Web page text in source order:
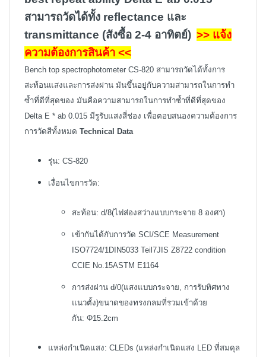
สามารถวัดได้ทั้ง reflectance และ
transmittance (สังซื้อ 2-4 อาทิตย์) >> แจ้ง
ความต้องการสินค้า <<
Bench top spectrophotometer CS-820 สามารถวัดได้ทั้งการ
สะท้อนแสงและการส่งผ่าน มันขึ้นอยู่กับความสามารถในการทำ
ซ้ำที่ดีที่สุดของ มันคือความสามารถในการทำซ้ำที่ดีที่สุดของ
Delta E * ab 0.015 มีรูรับแสงสี่ช่อง เพื่อตอบสนองความต้องการ
การวัดสีทั้งหมด Technical Data
รุ่น: CS-820
เงื่อนไขการวัด:
สะท้อน: d/8(ไฟส่องสว่างแบบกระจาย 8 องศา)
เข้ากันได้กับการวัด SCI/SCE Measurement
ISO7724/1DIN5033 Teil7JIS Z8722 condition
CCIE No.15ASTM E1164
การส่งผ่าน d/0(แสงแบบกระจาย, การรับทิศทาง
แนวตั้ง)ขนาดของทรงกลมที่รวมเข้าด้วย
กัน: Φ15.2cm
แหล่งกำเนิดแสง: CLEDs (แหล่งกำเนิดแสง LED ที่สมดุล